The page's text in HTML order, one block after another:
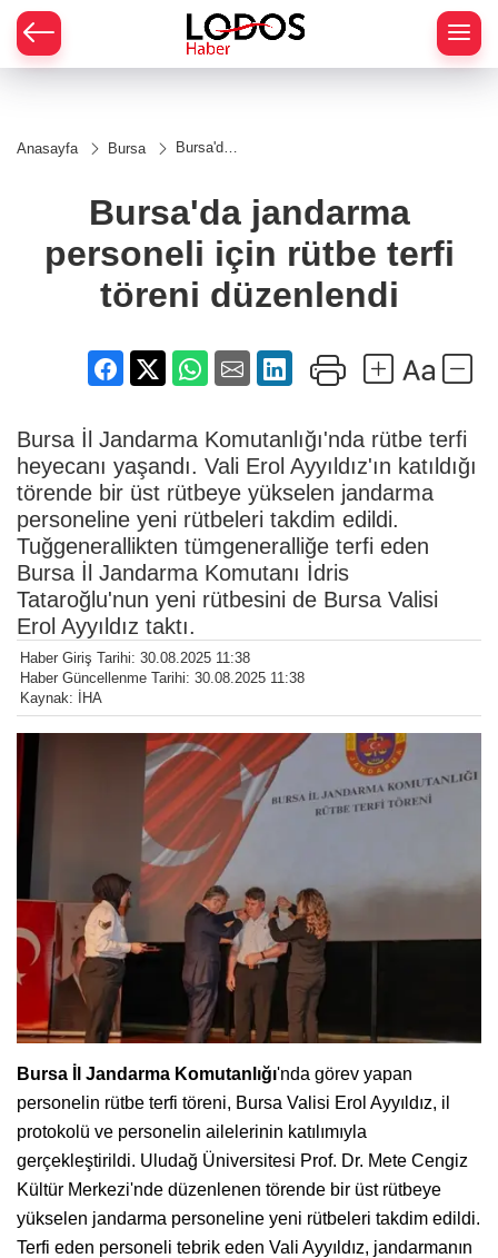
Anasayfa Bursa
Bursa'da
için rütbe
terfi töreni
Bursa'da jandarma
personeli için rütbe terfi
töreni düzenlendi
Bursa İl Jandarma Komutanlığı'nda rütbe terfi
heyecanı yaşandı. Vali Erol Ayyıldız'ın katıldığı
törende bir üst rütbeye yükselen jandarma
personeline yeni rütbeleri takdim edildi.
Tuğgenerallikten tümgeneralliğe terfi eden
Bursa İl Jandarma Komutanı İdris
Tataroğlu'nun yeni rütbesini de Bursa Valisi
Erol Ayyıldız taktı.
Haber Giriş Tarihi: 30.08.2025 11:38
Haber Güncellenme Tarihi: 30.08.2025 11:38
Kaynak: İHA
Bursa İl Jandarma Komutanlığı'nda görev yapan
personelin rütbe terfi töreni, Bursa Valisi Erol Ayyıldız, il
protokolü ve personelin ailelerinin katılımıyla
gerçekleştirildi. Uludağ Üniversitesi Prof. Dr. Mete Cengiz
Kültür Merkezi'nde düzenlenen törende bir üst rütbeye
yükselen jandarma personeline yeni rütbeleri takdim edildi.
Terfi eden personeli tebrik eden Vali Ayyıldız, jandarmanın